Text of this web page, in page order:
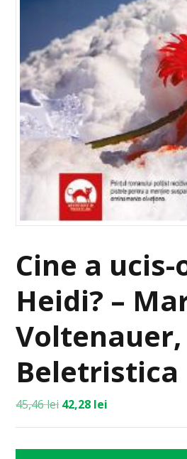
Cine a ucis-
Heidi? –
Voltenauer,
Beletristica
45,46lei 42,28 lei